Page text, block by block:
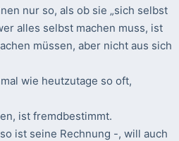
nur so, als ob sie „sich selbst
alles selbst machen muss, ist
müssen, aber nicht aus sich
wie heutzutage so oft,
ist fremdbestimmt.
ist seine Rechnung -, will auch